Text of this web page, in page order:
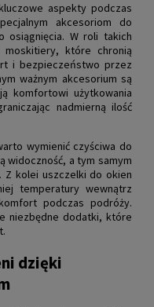
aspekty podczas
akcesoriom do
W roli takich
moskitiery, które chronią
i bezpieczeństwo przez
ważnym akcesorium są
komfortowi użytkowania
nadmierną ilość
wymienić czyściwa do
widoczność, a tym samym
Z kolei uszczelki do okien
temperatury wewnątrz
podczas podróży.
niezbędne dodatki, które
dzięki